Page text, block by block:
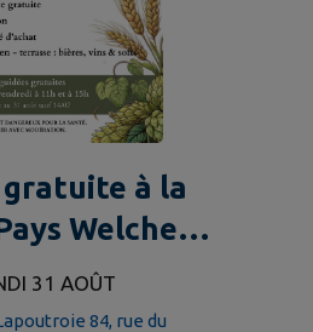
à la
Welche
scolaires à
31 AOÛT
84, rue du